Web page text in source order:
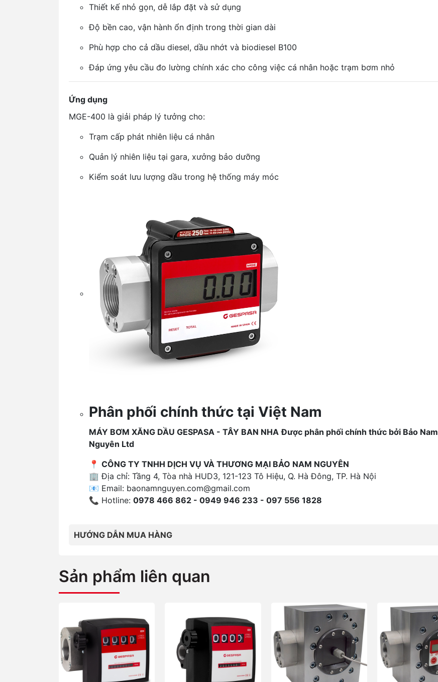
Thiết kế nhỏ gọn, dễ lắp đặt và sử dụng
Độ bền cao, vận hành ổn định trong thời gian dài
Phù hợp cho cả dầu diesel, dầu nhớt và biodiesel B100
Đáp ứng yêu cầu đo lường chính xác cho công việc cá nhân hoặc trạm bơm nhỏ
Ứng dụng
MGE-400 là giải pháp lý tưởng cho:
Trạm cấp phát nhiên liệu cá nhân
Quản lý nhiên liệu tại gara, xưởng bảo dưỡng
Kiểm soát lưu lượng dầu trong hệ thống máy móc
Phân phối chính thức tại Việt Nam
MÁY BƠM XĂNG DẦU GESPASA - TÂY BAN NHA Được phân phối chính thức bởi Bảo Nam
Nguyên Ltd
📍 CÔNG TY TNHH DỊCH VỤ VÀ THƯƠNG MẠI BẢO NAM NGUYÊN
🏢 Địa chỉ: Tầng 4, Tòa nhà HUD3, 121-123 Tô Hiệu, Q. Hà Đông, TP. Hà Nội
📧 Email: baonamnguyen.com@gmail.com
📞 Hotline: 0978 466 862 - 0949 946 233 - 097 556 1828
HƯỚNG DẪN MUA HÀNG
Sản phẩm liên quan